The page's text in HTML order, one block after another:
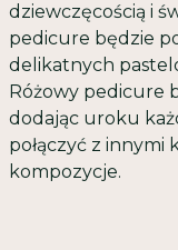
dziewczęcością i
pedicure będzie
delikatnych
Różowy pedicure
dodając uroku
połączyć z innymi
kompozycje.